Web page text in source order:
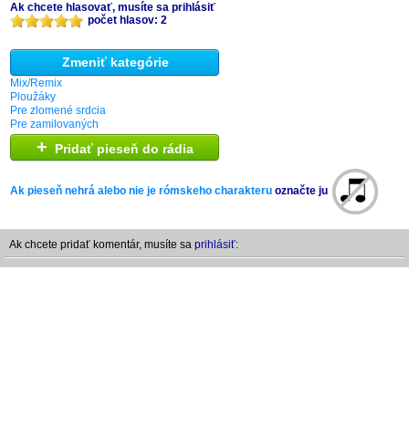
Ak chcete hlasovať, musíte sa prihlásiť
počet hlasov: 2
Zmeniť kategórie
Mix/Remix
Ploužáky
Pre zlomené srdcia
Pre zamilovaných
+ Pridať pieseň do rádia
Ak pieseň nehrá alebo nie je rómskeho charakteru označte ju
Ak chcete pridať komentár, musíte sa prihlásiť: